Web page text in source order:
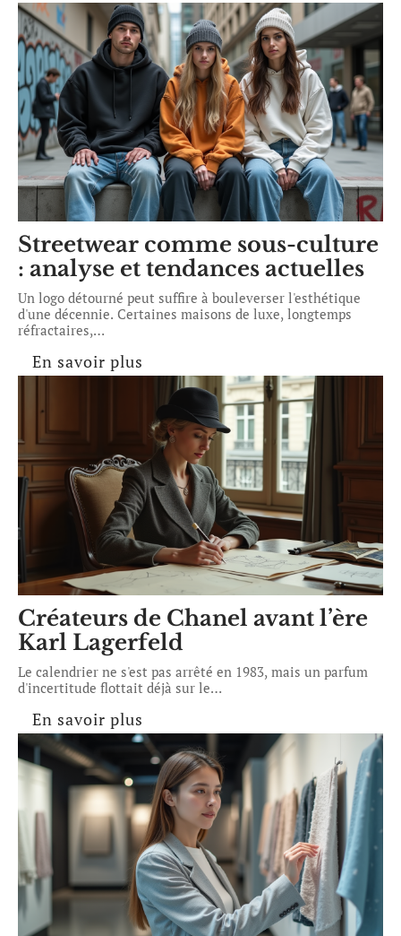
Streetwear comme sous-culture
: analyse et tendances actuelles
Un logo détourné peut suffire à bouleverser l'esthétique
d'une décennie. Certaines maisons de luxe, longtemps
réfractaires,…
En savoir plus
Créateurs de Chanel avant l’ère
Karl Lagerfeld
Le calendrier ne s'est pas arrêté en 1983, mais un parfum
d'incertitude flottait déjà sur le…
En savoir plus